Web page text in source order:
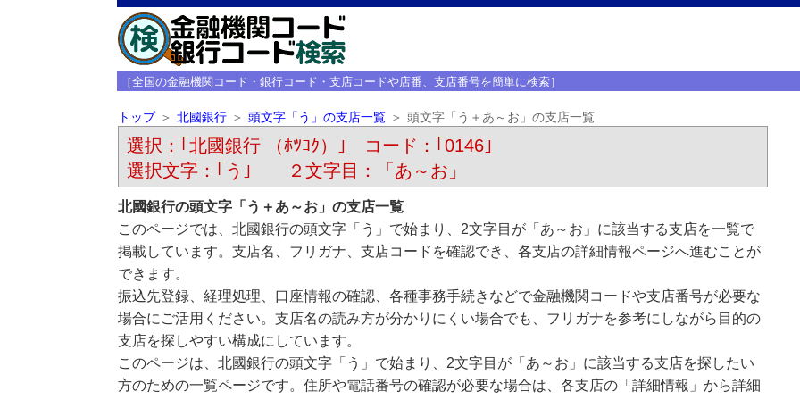
［全国の金融機関コード・銀行コード・支店コードや店番、支店番号を簡単に検索］
トップ 北國銀行 頭文字「う」の支店一覧 頭文字「う＋あ～お」の支店一覧
選択：｢北國銀行 （ﾎﾂｺｸ）｣ コード：｢0146｣
選択文字：｢う｣ ２文字目：「あ～お」
北國銀行の頭文字「う＋あ～お」の支店一覧
このページでは、北國銀行の頭文字「う」で始まり、2文字目が「あ～お」に該当する支店を一覧で
掲載しています。支店名、フリガナ、支店コードを確認でき、各支店の詳細情報ページへ進むことが
できます。
振込先登録、経理処理、口座情報の確認、各種事務手続きなどで金融機関コードや支店番号が必要な
場合にご活用ください。支店名の読み方が分かりにくい場合でも、フリガナを参考にしながら目的の
支店を探しやすい構成にしています。
このページは、北國銀行の頭文字「う」で始まり、2文字目が「あ～お」に該当する支店を探したい
方のための一覧ページです。住所や電話番号の確認が必要な場合は、各支店の「詳細情報」から詳細